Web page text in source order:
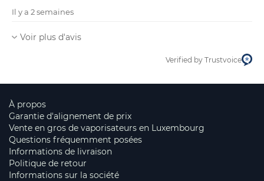
Il y a 2 semaines
Voir plus d'avis
Verified by Trustvoice
À propos
Garantie d'alignement de prix
Vente en gros de vaporisateurs en Luxembourg
Questions fréquemment posées
Informations de livraison
Politique de retour
Informations sur la société